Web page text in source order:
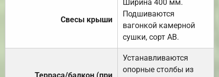
Свесы крыши
Ширина 400 мм.
Подшиваются
вагонкой камерной
сушки, сорт АВ.
Устанавливаются
опорные столбы из